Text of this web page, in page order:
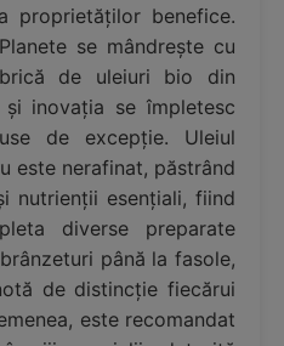
proprietăților benefice.
se mândrește cu
de uleiuri bio din
inovația se împletesc
de excepție. Uleiul
este nerafinat, păstrând
nutrienții esențiali, fiind
diverse preparate
până la fasole,
de distincție fiecărui
este recomandat